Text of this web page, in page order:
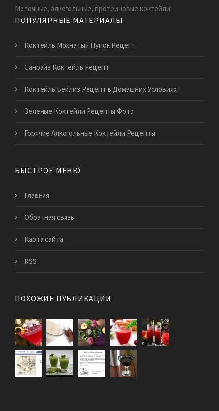
Молочные, алкогольные, протеиновые коктейли
ПОПУЛЯРНЫЕ МАТЕРИАЛЫ
Коктейль Мохнатый Пупок Рецепт
Санрайз Коктейль Рецепт
Коктейль Бейлиз Рецепт в Домашних Условиях
Зеленые Коктейли Рецепты Фото
Горячие Алкогольные Коктейли Рецепты
БЫСТРОЕ МЕНЮ
Главная
Обратная связь
Карта сайта
RSS
ПОХОЖИЕ ПУБЛИКАЦИИ